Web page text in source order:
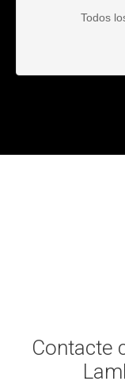
Todos
Contacte